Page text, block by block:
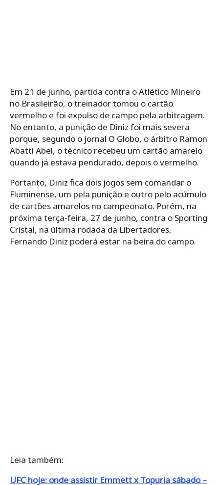
Em 21 de junho, partida contra o Atlético Mineiro
no Brasileirão, o treinador tomou o cartão
vermelho e foi expulso de campo pela arbitragem.
No entanto, a punição de Diniz foi mais severa
porque, segundo o jornal O Globo, o árbitro Ramon
Abatti Abel, o técnico recebeu um cartão amarelo
quando já estava pendurado, depois o vermelho.
Portanto, Diniz fica dois jogos sem comandar o
Fluminense, um pela punição e outro pelo acúmulo
de cartões amarelos no campeonato. Porém, na
próxima terça-feira, 27 de junho, contra o Sporting
Cristal, na última rodada da Libertadores,
Fernando Diniz poderá estar na beira do campo.
Leia também:
UFC hoje: onde assistir Emmett x Topuria sábado –